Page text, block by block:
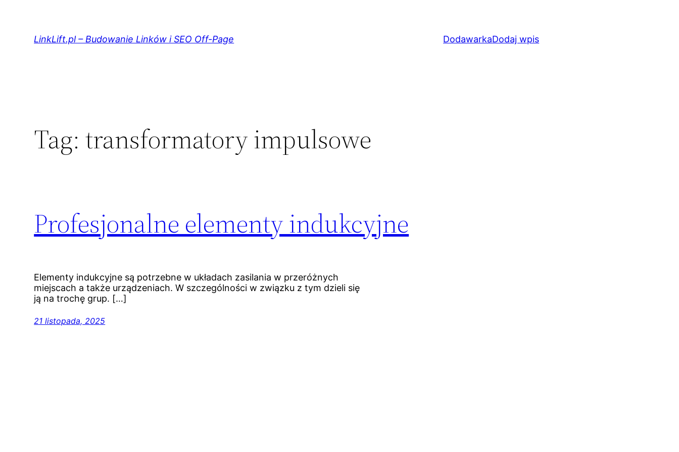
LinkLift.pl – Budowanie Linków i SEO Off-Page
DodawarkaDodaj wpis
Tag:transformatory impulsowe
Profesjonalne elementy indukcyjne
Elementy indukcyjne są potrzebne w układach zasilania w przeróżnych
miejscach a także urządzeniach. W szczególności w związku z tym dzieli się
ją na trochę grup. […]
21 listopada, 2025